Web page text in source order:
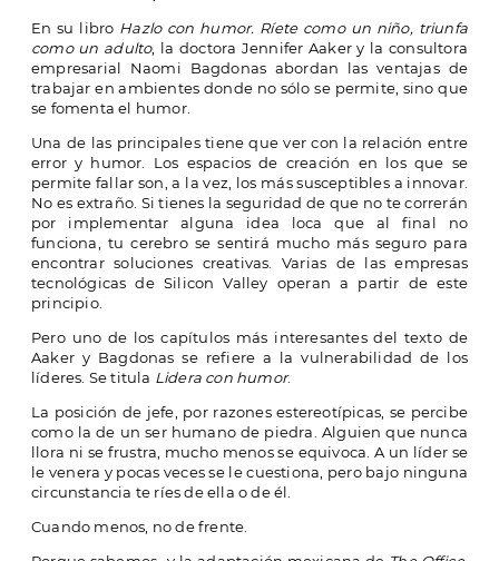
En su libro Hazlo con humor. Ríete como un niño, triunfa
como un adulto, la doctora Jennifer Aaker y la consultora
empresarial Naomi Bagdonas abordan las ventajas de
trabajar en ambientes donde no sólo se permite, sino que
se fomenta el humor.
Una de las principales tiene que ver con la relación entre
error y humor. Los espacios de creación en los que se
permite fallar son, a la vez, los más susceptibles a innovar.
No es extraño. Si tienes la seguridad de que no te correrán
por implementar alguna idea loca que al final no
funciona, tu cerebro se sentirá mucho más seguro para
encontrar soluciones creativas. Varias de las empresas
tecnológicas de Silicon Valley operan a partir de este
principio.
Pero uno de los capítulos más interesantes del texto de
Aaker y Bagdonas se refiere a la vulnerabilidad de los
líderes. Se titula Lidera con humor.
La posición de jefe, por razones estereotípicas, se percibe
como la de un ser humano de piedra. Alguien que nunca
llora ni se frustra, mucho menos se equivoca. A un líder se
le venera y pocas veces se le cuestiona, pero bajo ninguna
circunstancia te ríes de ella o de él.
Cuando menos, no de frente.